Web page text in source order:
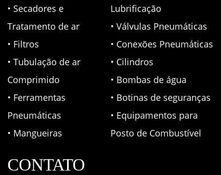
• Secadores e
Tratamento de ar
• Filtros
• Tubulação de ar
Comprimido
• Ferramentas
Pneumáticas
• Mangueiras
Lubrificação
• Válvulas Pneumáticas
• Conexões Pneumáticas
• Cilindros
• Bombas de água
• Botinas de seguranças
• Equipamentos para
Posto de Combustível
CONTATO